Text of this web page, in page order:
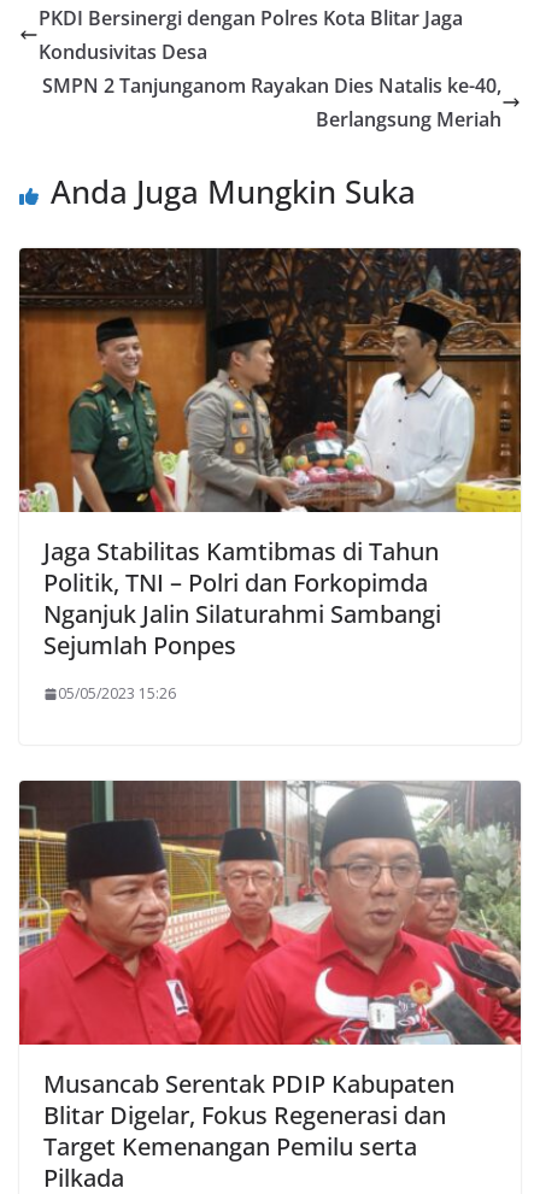
PKDI Bersinergi dengan Polres Kota Blitar Jaga
Kondusivitas Desa
SMPN 2 Tanjunganom Rayakan Dies Natalis ke-40,
Berlangsung Meriah
Anda Juga Mungkin Suka
Jaga Stabilitas Kamtibmas di Tahun
Politik, TNI – Polri dan Forkopimda
Nganjuk Jalin Silaturahmi Sambangi
Sejumlah Ponpes
05/05/2023 15:26
Musancab Serentak PDIP Kabupaten
Blitar Digelar, Fokus Regenerasi dan
Target Kemenangan Pemilu serta
Pilkada